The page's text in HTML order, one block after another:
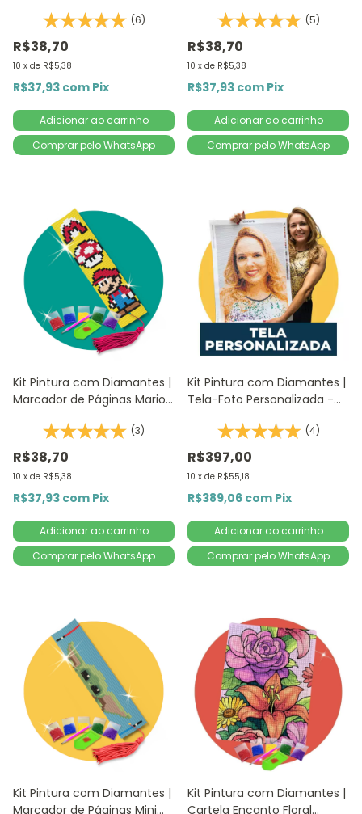
4,2x18,9cm - Diamante
Redondo | Diamond Painting
5D DIY
(6)
R$38,70
10 x de R$5,38
R$37,93 com Pix
Comprar pelo WhatsApp
Diamante Redondo |
Diamond Painting
(5)
R$38,70
10 x de R$5,38
R$37,93 com Pix
Comprar pelo WhatsApp
Kit Pintura com Diamantes |
Marcador de Páginas Mario
Redondo | Diamond Painting
DIY
(3)
R$38,70
10 x de R$5,38
R$37,93 com Pix
Comprar pelo WhatsApp
Kit Pintura com Diamantes |
Tela-Foto Personalizada -
Diamond Painting 5D (4)
R$397,00
10 x de R$55,18
R$389,06 com Pix
Adicionar ao carrinho
Comprar pelo WhatsApp
Kit Pintura com Diamantes |
Marcador de Páginas Mini
Kit Pintura com Diamantes |
Cartela Encanto Floral